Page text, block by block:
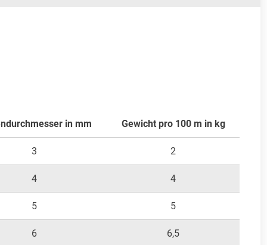
in mm Gewicht pro 100 m in kg
3 2
4 4
5 5
6 6,5